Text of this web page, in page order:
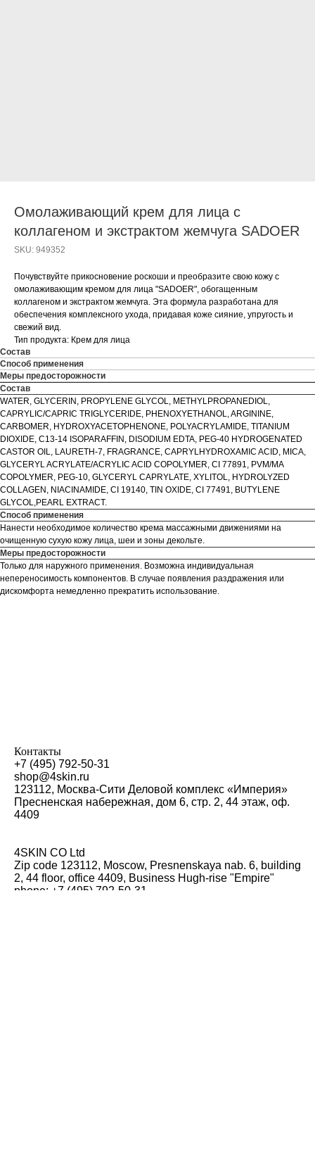
Омолаживающий крем для лица с
коллагеном и экстрактом жемчуга SADOER
SKU: 949352
Почувствуйте прикосновение роскоши и преобразите свою кожу с
омолаживающим кремом для лица "SADOER", обогащенным
коллагеном и экстрактом жемчуга. Эта формула разработана для
обеспечения комплексного ухода, придавая коже сияние, упругость и
свежий вид.
Тип продукта: Крем для лица
Состав
Способ применения
Меры предосторожности
Состав
WATER, GLYCERIN, PROPYLENE GLYCOL, METHYLPROPANEDIOL,
CAPRYLIC/CAPRIC TRIGLYCERIDE, PHENOXYETHANOL, ARGININE,
CARBOMER, HYDROXYACETOPHENONE, POLYACRYLAMIDE, TITANIUM
DIOXIDE, C13-14 ISOPARAFFIN, DISODIUM EDTA, PEG-40 HYDROGENATED
CASTOR OIL, LAURETH-7, FRAGRANCE, CAPRYLHYDROXAMIC ACID, MICA,
GLYCERYL ACRYLATE/ACRYLIC ACID COPOLYMER, CI 77891, PVM/MA
COPOLYMER, PEG-10, GLYCERYL CAPRYLATE, XYLITOL, HYDROLYZED
COLLAGEN, NIACINAMIDE, CI 19140, TIN OXIDE, CI 77491, BUTYLENE
GLYCOL,PEARL EXTRACT.
Способ применения
Нанести необходимое количество крема массажными движениями на
очищенную сухую кожу лица, шеи и зоны декольте.
Меры предосторожности
Только для наружного применения. Возможна индивидуальная
непереносимость компонентов. В случае появления раздражения или
дискомфорта немедленно прекратить использование.
Контакты
+7 (495) 792-50-31
shop@4skin.ru
123112, Москва-Сити Деловой комплекс «Империя»
Пресненская набережная, дом 6, стр. 2, 44 этаж, оф.
4409
4SKIN CO Ltd
Zip code 123112, Moscow, Presnenskaya nab. 6, building
2, 44 floor, office 4409, Business Hugh-rise "Empire"
phone: +7 (495) 792-50-31